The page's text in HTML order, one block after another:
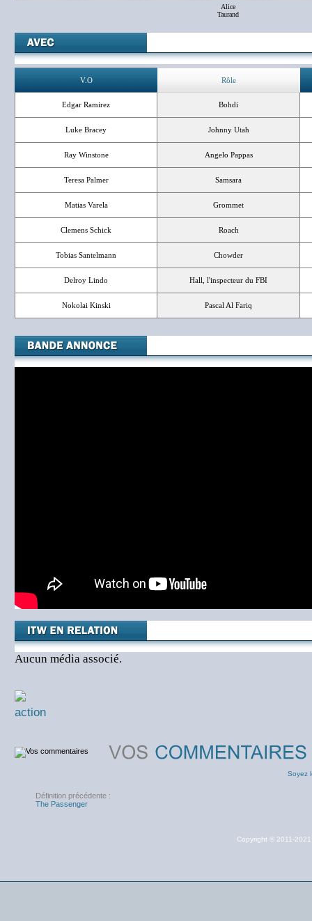
Alice
Taurand
V.O Rôle
Edgar Ramirez Bohdi
Luke Bracey Johnny Utah
Ray Winstone Angelo Pappas
Teresa Palmer Samsara
Matias Varela Grommet
Clemens Schick Roach
Tobias Santelmann Chowder
Delroy Lindo Hall, l'inspecteur du FBI
Nokolai Kinski Pascal Al Fariq
Aucun média associé.
action
Soyez
Définition précédente :
The Passenger
Copyright © 2011-